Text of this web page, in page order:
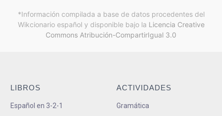
*Información compilada a base de datos procedentes del
Wikcionario español y disponible bajo la Licencia Creative
Commons Atribución-CompartirIgual 3.0
LIBROS
Español en 3-2-1
ACTIVIDADES
Gramática